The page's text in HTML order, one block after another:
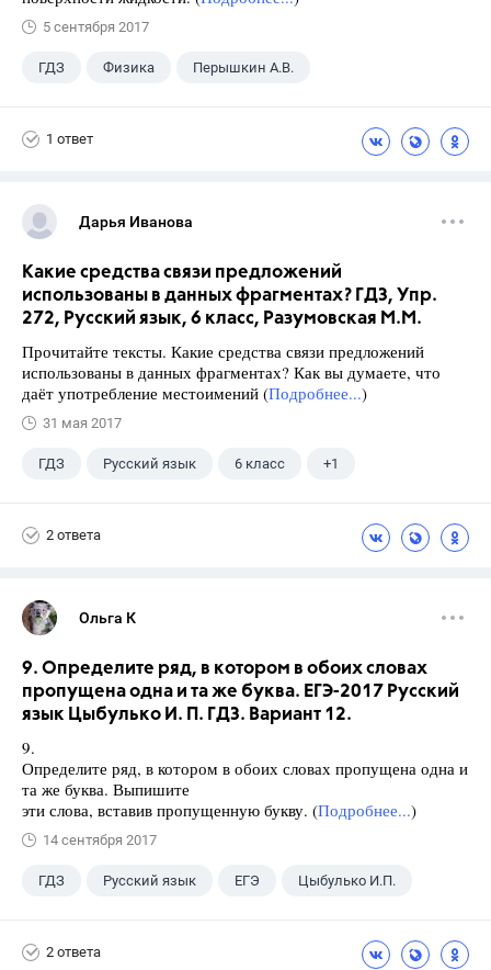
5 сентября 2017
ГДЗ Физика Перышкин А.В.
1 ответ
Дарья Иванова
Какие средства связи предложений
использованы в данных фрагментах? ГДЗ, Упр.
272, Русский язык, 6 класс, Разумовская М.М.
Прочитайте тексты. Какие средства связи предложений
использованы в данных фрагментах? Как вы думаете, что
даёт употребление местоимений (Подробнее...)
31 мая 2017
ГДЗ Русский язык 6 класс +1
2 ответа
Ольга К
9. Определите ряд, в котором в обоих словах
пропущена одна и та же буква. ЕГЭ-2017 Русский
язык Цыбулько И. П. ГДЗ. Вариант 12.
9.
Определите ряд, в котором в обоих словах пропущена одна и
та же буква. Выпишите
эти слова, вставив пропущенную букву. (Подробнее...)
14 сентября 2017
ГДЗ Русский язык ЕГЭ Цыбулько И.П.
2 ответа